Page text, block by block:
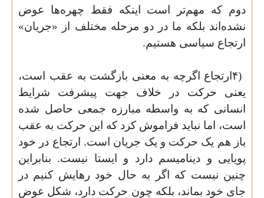
دوم که مهم‌تر است اینکه فقط چهره‌ها عوض
نشده‌اند بلکه ما در دو مرحله مختلف از «جریان»
ارتجاع سیاسی هستیم.
۴)ارتجاع اگرچه به معنی بازگشت به عقب است،
یعنی حرکت در خلاف جهت پیشرفت شرایط
انسانی که به واسطه مبارزه جمعی حاصل شده
است، اما نباید فراموش کرد که این حرکت به عقب
باز هم یک حرکت و یک جریان است. ارتجاع در خود
پویایی و دینامیسم دارد و ایستا نیست. بنابراین
چنین نیست که اگر به حال خود ر‌هایش کنیم در
جای خود بماند، بلکه چون حرکت دارد، شکل عوض